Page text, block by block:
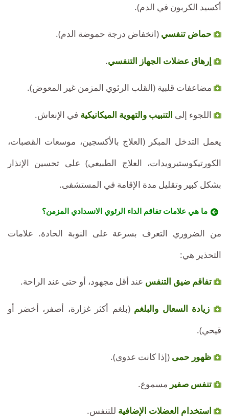
أكسيد الكربون في الدم).
حماض تنفسي (انخفاض درجة حموضة الدم).
إرهاق عضلات الجهاز التنفسي.
مضاعفات قلبية (القلب الرئوي المزمن غير المعوض).
اللجوء إلى التنبيب والتهوية الميكانيكية في الإنعاش.
يعمل التدخل المبكر (العلاج بالأكسجين، موسعات القصبات،
الكورتيكوستيرويدات، العلاج الطبيعي) على تحسين الإنذار
بشكل كبير وتقليل مدة الإقامة في المستشفى.
ما هي علامات تفاقم الداء الرئوي الانسدادي المزمن؟
من الضروري التعرف بسرعة على النوبة الحادة. علامات
التحذير هي:
تفاقم ضيق التنفس عند أقل مجهود، أو حتى عند الراحة.
زيادة السعال والبلغم (بلغم أكثر غزارة، أصفر، أخضر أو
قيحي).
ظهور حمى (إذا كانت عدوى).
تنفس صفير مسموع.
استخدام العضلات الإضافية للتنفس.